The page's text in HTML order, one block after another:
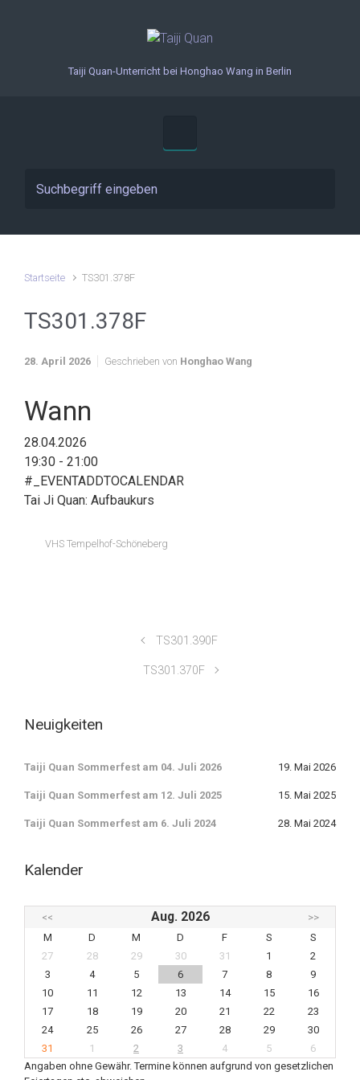
Taiji Quan-Unterricht bei Honghao Wang in Berlin
Startseite TS301.378F
TS301.378F
28. April 2026 Geschrieben von Honghao Wang
Wann
28.04.2026
19:30 - 21:00
#_EVENTADDTOCALENDAR
Tai Ji Quan: Aufbaukurs
VHS Tempelhof-Schöneberg
TS301.390F
TS301.370F
Neuigkeiten
Taiji Quan Sommerfest am 04. Juli 2026 19. Mai 2026
Taiji Quan Sommerfest am 12. Juli 2025 15. Mai 2025
Taiji Quan Sommerfest am 6. Juli 2024 28. Mai 2024
Kalender
<< Aug. 2026
>>
M
D M D F S
S
27
28 29 30 31 1
2
3
4 5 6 7 8
9
10
11 12 13 14 15
16
17
18 19 20 21 22
23
24
25 26 27 28 29
30
31
1 2 3 4 5
6
Angaben ohne Gewähr. Termine können aufgrund von gesetzlichen